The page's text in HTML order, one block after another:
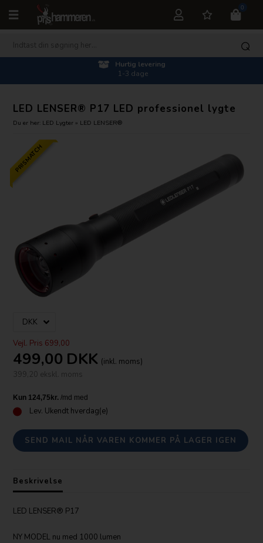
0
Hurtig levering
1-3 dage
LED LENSER® P17 LED professionel lygte
Du er her: LED Lygter » LED LENSER®
PRISMATCH
Vejl. Pris 699,00
499,00 DKK (inkl. moms)
399,20 ekskl. moms
Lev. Ukendt hverdag(e)
SEND MAIL NÅR VAREN KOMMER PÅ LAGER IGEN
Beskrivelse
LED LENSER® P17
NY MODEL nu med 1000 lumen